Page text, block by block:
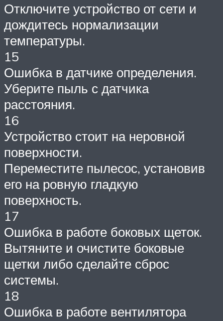
Отключите устройство от сети и
дождитесь нормализации
температуры.
15
Ошибка в датчике определения.
Уберите пыль с датчика
расстояния.
16
Устройство стоит на неровной
поверхности.
Переместите пылесос, установив
его на ровную гладкую
поверхность.
17
Ошибка в работе боковых щеток.
Вытяните и очистите боковые
щетки либо сделайте сброс
системы.
18
Ошибка в работе вентилятора